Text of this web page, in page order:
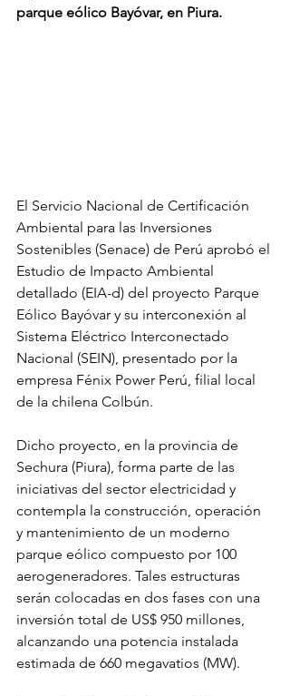
parque eólico Bayóvar, en Piura.
El Servicio Nacional de Certificación
Ambiental para las Inversiones
Sostenibles (Senace) de Perú aprobó el
Estudio de Impacto Ambiental
detallado (EIA-d) del proyecto Parque
Eólico Bayóvar y su interconexión al
Sistema Eléctrico Interconectado
Nacional (SEIN), presentado por la
empresa Fénix Power Perú, filial local
de la chilena Colbún.
Dicho proyecto, en la provincia de
Sechura (Piura), forma parte de las
iniciativas del sector electricidad y
contempla la construcción, operación
y mantenimiento de un moderno
parque eólico compuesto por 100
aerogeneradores. Tales estructuras
serán colocadas en dos fases con una
inversión total de US$ 950 millones,
alcanzando una potencia instalada
estimada de 660 megavatios (MW).